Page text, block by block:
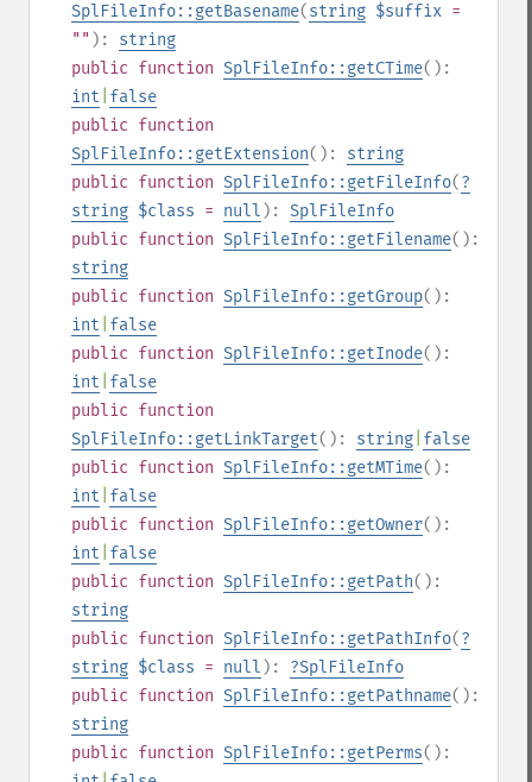
SplFileInfo::getBasename(string $suffix =
"" ): string
public function SplFileInfo::getCTime():
int false
public function
SplFileInfo::getExtension(): string
public function SplFileInfo::getFileInfo(?
string $class = null ): SplFileInfo
public function SplFileInfo::getFilename():
string
public function SplFileInfo::getGroup():
int false
public function SplFileInfo::getInode():
int false
public function
SplFileInfo::getLinkTarget(): string false
public function SplFileInfo::getMTime():
int false
public function SplFileInfo::getOwner():
int false
public function SplFileInfo::getPath():
string
public function SplFileInfo::getPathInfo(?
string $class = null ): ?SplFileInfo
public function SplFileInfo::getPathname():
string
public function SplFileInfo::getPerms():